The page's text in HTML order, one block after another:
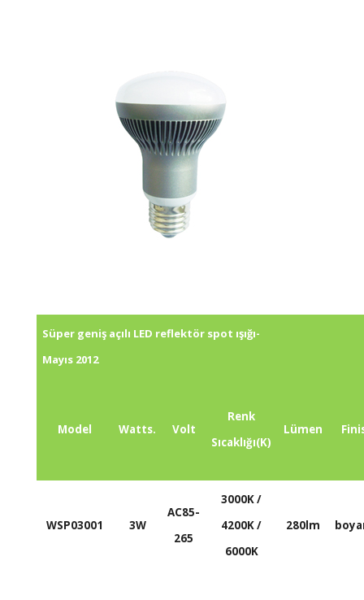
Süper geniş açılı LED reflektör spot ışığı-
Mayıs 2012
Model Watts. Volt
Renk
Sıcaklığı(K)
Lümen
WSP03001 3W
AC85-
265
3000K /
4200K /
6000K
280lm